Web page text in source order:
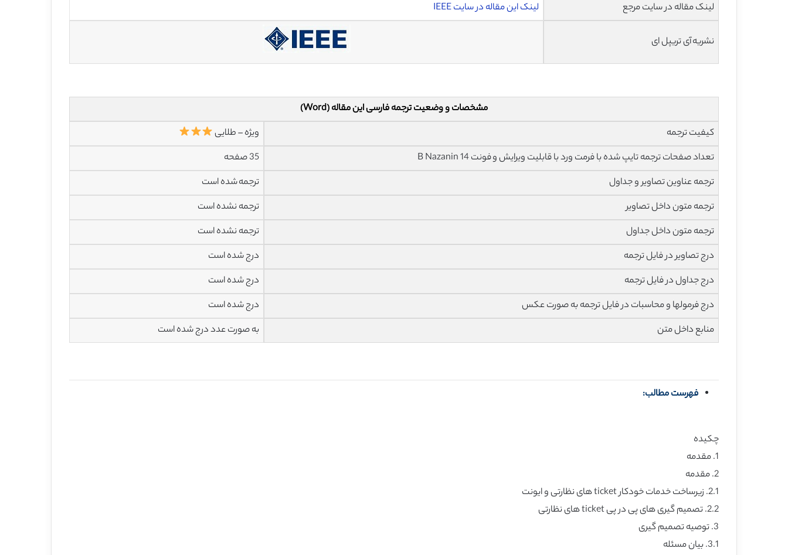
لینک مقاله در سایت مرجع
لینک این مقاله در سایت IEEE
نشریه آی تریپل ای
مشخصات و وضعیت ترجمه فارسی این مقاله (Word)
کیفیت ترجمه
ویژه – طلایی
تعداد صفحات ترجمه تایپ شده با فرمت ورد با قابلیت ویرایش و فونت 14 B Nazanin
35 صفحه
ترجمه عناوین تصاویر و جداول
ترجمه شده است
ترجمه متون داخل تصاویر
ترجمه نشده است
ترجمه متون داخل جداول
ترجمه نشده است
درج تصاویر در فایل ترجمه
درج شده است
درج جداول در فایل ترجمه
درج شده است
درج فرمولها و محاسبات در فایل ترجمه به صورت عکس
درج شده است
منابع داخل متن
به صورت عدد درج شده است
فهرست مطالب:
چکیده
1. مقدمه
2. مقدمه
2.1. زیرساخت خدمات خودکار ticket های نظارتی و ایونت
2.2. تصمیم گیری های پی در پی ticket های نظارتی
3. توصیه تصمیم گیری
3.1. بیان مسئله